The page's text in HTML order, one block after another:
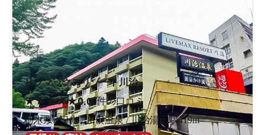
リブマックスリゾート川治
★★★★★0.00件の口コミ
栃木県 / 日光 / 川俣温泉 / 川治湯元駅419m